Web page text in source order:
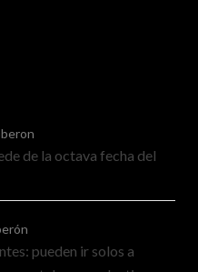
de la octava fecha del
pueden ir solos a